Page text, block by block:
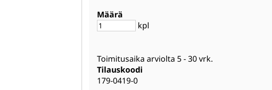
Määrä
kpl
Toimitusaika arviolta 5 - 30 vrk.
Tilauskoodi
179-0419-0